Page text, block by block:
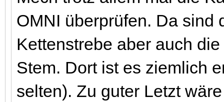
OMNI überprüfen. Da sind
Kettenstrebe aber auch
Stem. Dort ist es ziemlich
selten). Zu guter Letzt